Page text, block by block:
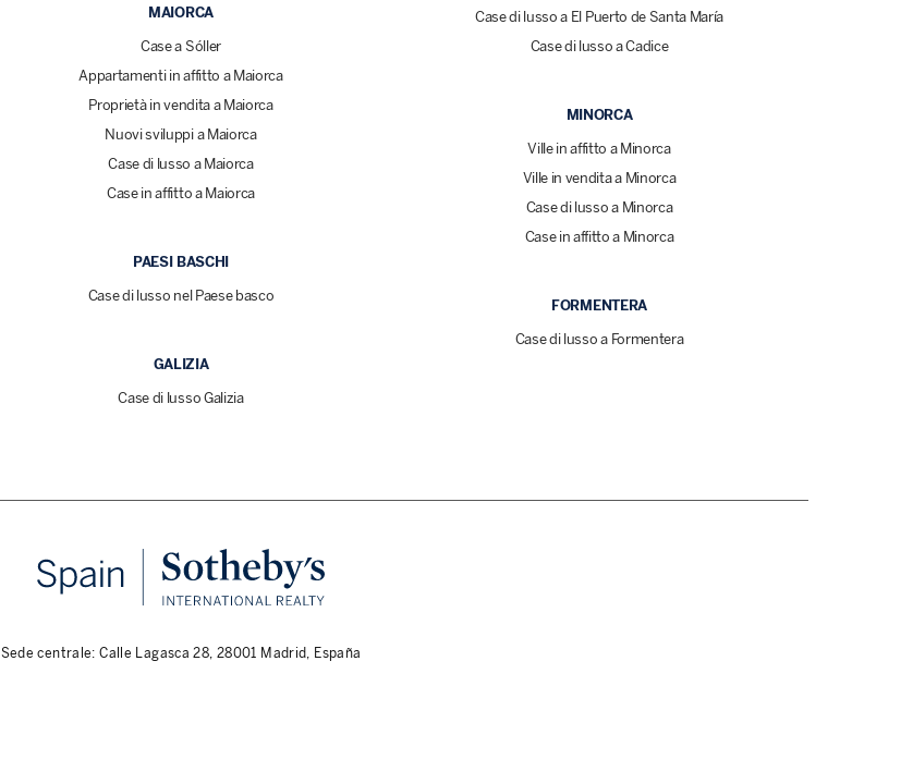
MAIORCA
Case a Sóller
Appartamenti in affitto a Maiorca
Proprietà in vendita a Maiorca
Nuovi sviluppi a Maiorca
Case di lusso a Maiorca
Case in affitto a Maiorca
PAESI BASCHI
Case di lusso nel Paese basco
GALIZIA
Case di lusso Galizia
Case di lusso a El Puerto de Santa María
Case di lusso a Cadice
MINORCA
Ville in affitto a Minorca
Ville in vendita a Minorca
Case di lusso a Minorca
Case in affitto a Minorca
FORMENTERA
Case di lusso a Formentera
Sede centrale: Calle Lagasca 28, 28001 Madrid, España